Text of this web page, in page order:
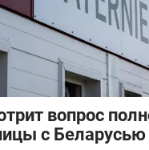
вопрос
с Беларусью